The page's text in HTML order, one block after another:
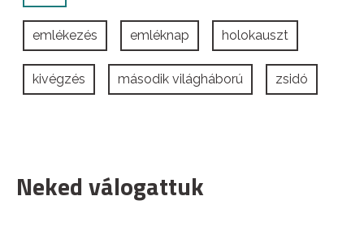
emlékezés emléknap holokauszt
kivégzés második világháború zsidó
Neked válogattuk